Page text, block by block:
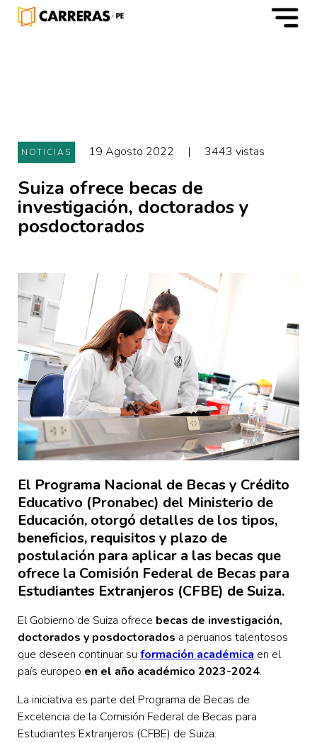
m
NOTICIAS 19 Agosto 2022 | 3443 vistas
Suiza ofrece becas de
investigación, doctorados y
posdoctorados
El Programa Nacional de Becas y Crédito
Educativo (Pronabec) del Ministerio de
Educación, otorgó detalles de los tipos,
beneficios, requisitos y plazo de
postulación para aplicar a las becas que
ofrece la Comisión Federal de Becas para
Estudiantes Extranjeros (CFBE) de Suiza.
El Gobierno de Suiza ofrece becas de investigación,
doctorados y posdoctorados a peruanos talentosos
que deseen continuar su formación académica en el
país europeo en el año académico 2023-2024.
La iniciativa es parte del Programa de Becas de
Excelencia de la Comisión Federal de Becas para
Estudiantes Extranjeros (CFBE) de Suiza.